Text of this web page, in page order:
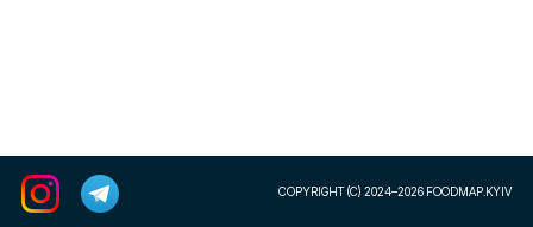
COPYRIGHT (C) 2024–2026 FOODMAP.KYIV